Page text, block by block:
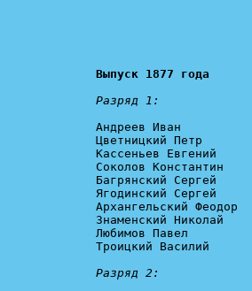
Выпуск 1877 года
Разряд 1:
Андреев Иван
Цветницкий Петр
Кассеньев Евгений
Соколов Константин
Багрянский Сергей
Ягодинский Сергей
Архангельский Феодор
Знаменский Николай
Любимов Павел
Троицкий Василий
Разряд 2: